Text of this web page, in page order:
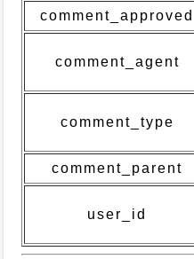
comment_approved
comment_agent
comment_type
comment_parent
user_id